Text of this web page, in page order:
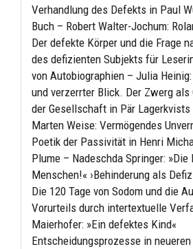
Verhandlung des Defekts in Paul
Buch – Robert Walter-Jochum:
Der defekte Körper und die Frage
des defizienten Subjekts für
von Autobiographien – Julia
und verzerrter Blick. Der Zwerg als
der Gesellschaft in Pär
Marten Weise: Vermögendes
Poetik der Passivität in Henri
Plume – Nadeschda Springer: »Die
Menschen!« ›Behinderung als
Die 120 Tage von Sodom und die
Vorurteils durch intertextuelle
Maierhofer: »Ein defektes Kind«
Entscheidungsprozesse in neueren